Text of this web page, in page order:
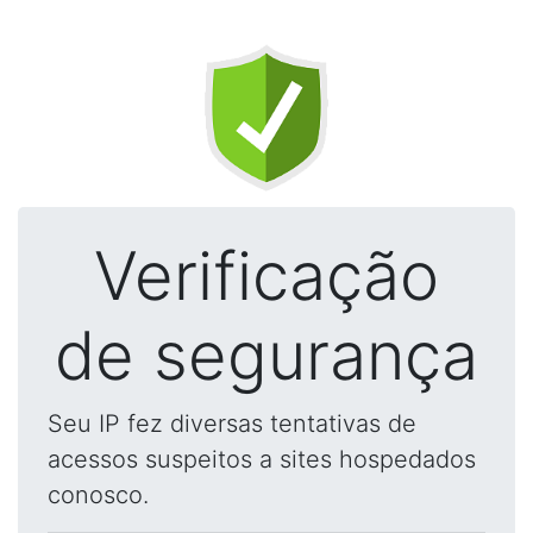
Verificação
de segurança
Seu IP fez diversas tentativas de
acessos suspeitos a sites hospedados
conosco.